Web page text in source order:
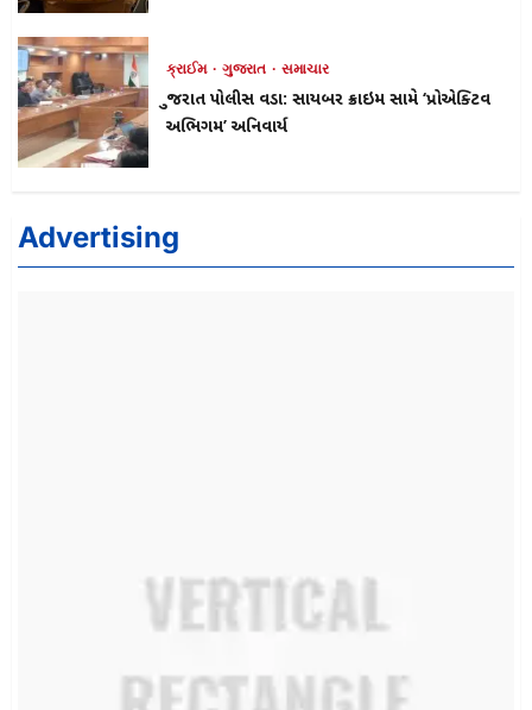
ક્રાઈમ ગુજરાત સમાચાર
ગુજરાત પોલીસ વડા: સાયબર ક્રાઇમ સામે ‘પ્રોએક્ટિવ
અભિગમ’ અનિવાર્ય
Advertising